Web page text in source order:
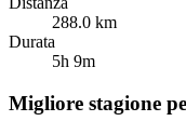
288.0 km
Durata
5h 9m
Migliore stagione